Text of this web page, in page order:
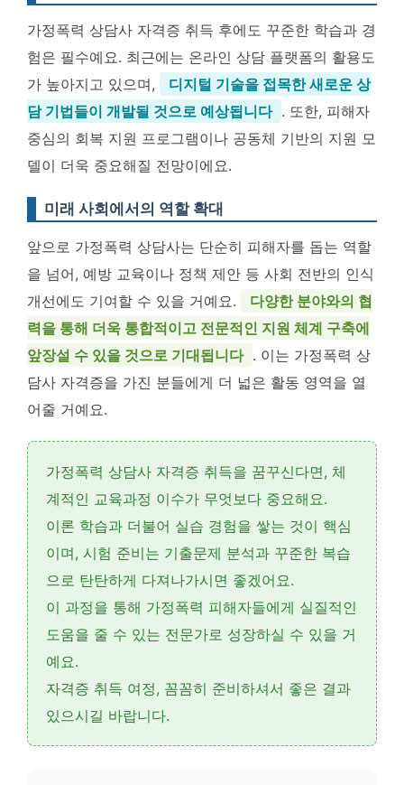
가정폭력 상담사 자격증 취득 후에도 꾸준한 학습과 경
험은 필수예요. 최근에는 온라인 상담 플랫폼의 활용도
가 높아지고 있으며,
디지털 기술을 접목한 새로운 상
담 기법들이 개발될 것으로 예상됩니다 . 또한, 피해자
중심의 회복 지원 프로그램이나 공동체 기반의 지원 모
델이 더욱 중요해질 전망이에요.
미래 사회에서의 역할 확대
앞으로 가정폭력 상담사는 단순히 피해자를 돕는 역할
을 넘어, 예방 교육이나 정책 제안 등 사회 전반의 인식
개선에도 기여할 수 있을 거예요.
다양한 분야와의 협
력을 통해 더욱 통합적이고 전문적인 지원 체계 구축에
앞장설 수 있을 것으로 기대됩니다 . 이는 가정폭력 상
담사 자격증을 가진 분들에게 더 넓은 활동 영역을 열
어줄 거예요.
가정폭력 상담사 자격증 취득을 꿈꾸신다면, 체
계적인 교육과정 이수가 무엇보다 중요해요.
이론 학습과 더불어 실습 경험을 쌓는 것이 핵심
이며, 시험 준비는 기출문제 분석과 꾸준한 복습
으로 탄탄하게 다져나가시면 좋겠어요.
이 과정을 통해 가정폭력 피해자들에게 실질적인
도움을 줄 수 있는 전문가로 성장하실 수 있을 거
예요.
자격증 취득 여정, 꼼꼼히 준비하셔서 좋은 결과
있으시길 바랍니다.